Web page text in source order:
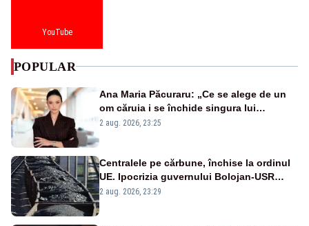
YouTube
POPULAR
Ana Maria Păcuraru: „Ce se alege de un
om căruia i se închide singura lui
portiță?”
2 aug. 2026, 23:25
Centralele pe cărbune, închise la ordinul
UE. Ipocrizia guvernului Bolojan-USR
după starea de alertă
2 aug. 2026, 23:29